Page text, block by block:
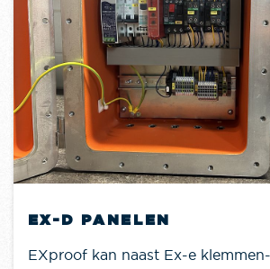
EX-D PANELEN
EXproof kan naast Ex-e